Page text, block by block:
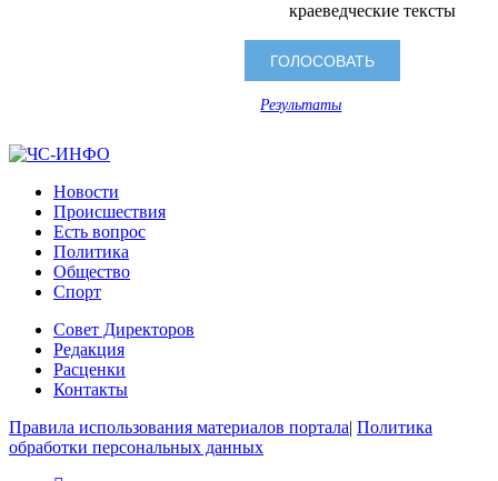
краеведческие тексты
Результаты
Новости
Происшествия
Есть вопрос
Политика
Общество
Спорт
Совет Директоров
Редакция
Расценки
Контакты
Правила использования материалов портала| Политика
обработки персональных данных